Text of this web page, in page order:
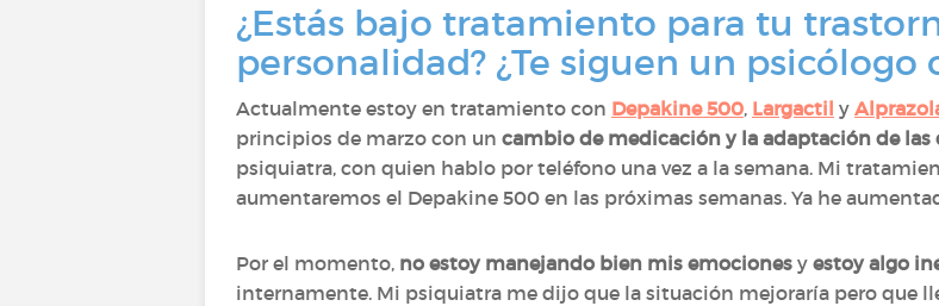
¿Estás bajo tratamiento para tu
personalidad? ¿Te siguen un psicólogo
Actualmente estoy en tratamiento con Depakine 500, Largactil y
principios de marzo con un cambio de medicación y la adaptación de las
psiquiatra, con quien hablo por teléfono una vez a la semana. Mi
aumentaremos el Depakine 500 en las próximas semanas. Ya he
Por el momento, no estoy manejando bien mis emociones y estoy algo
internamente. Mi psiquiatra me dijo que la situación mejoraría pero que